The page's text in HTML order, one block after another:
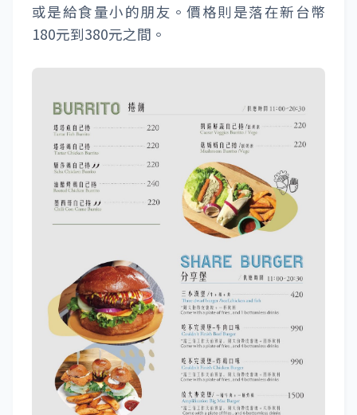
或是給食量小的朋友。價格則是落在新台幣
180元到380元之間。